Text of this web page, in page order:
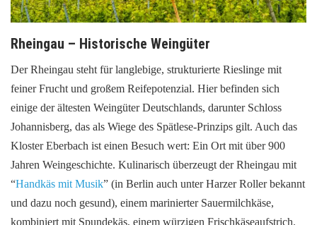
Rheingau – Historische Weingüter
Der Rheingau steht für langlebige, strukturierte Rieslinge mit
feiner Frucht und großem Reifepotenzial. Hier befinden sich
einige der ältesten Weingüter Deutschlands, darunter Schloss
Johannisberg, das als Wiege des Spätlese-Prinzips gilt. Auch das
Kloster Eberbach ist einen Besuch wert: Ein Ort mit über 900
Jahren Weingeschichte. Kulinarisch überzeugt der Rheingau mit
“Handkäs mit Musik” (in Berlin auch unter Harzer Roller bekannt
und dazu noch gesund), einem marinierter Sauermilchkäse,
kombiniert mit Spundekäs, einem würzigen Frischkäseaufstrich.